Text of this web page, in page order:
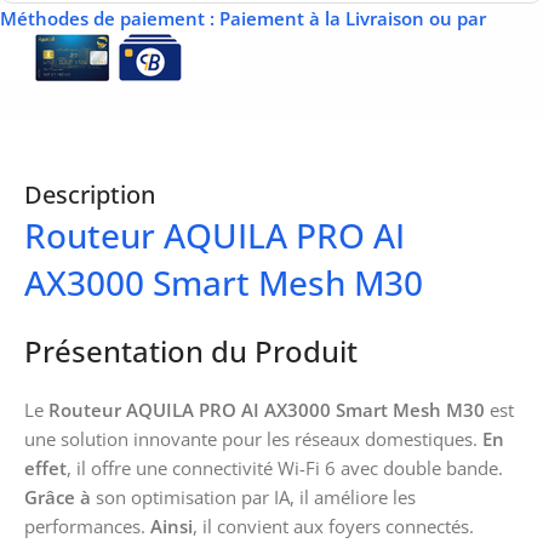
Méthodes de paiement : Paiement à la Livraison ou par
Description
Routeur AQUILA PRO AI
AX3000 Smart Mesh M30
Présentation du Produit
Le Routeur AQUILA PRO AI AX3000 Smart Mesh M30 est
une solution innovante pour les réseaux domestiques. En
effet, il offre une connectivité Wi-Fi 6 avec double bande.
Grâce à son optimisation par IA, il améliore les
performances. Ainsi, il convient aux foyers connectés.